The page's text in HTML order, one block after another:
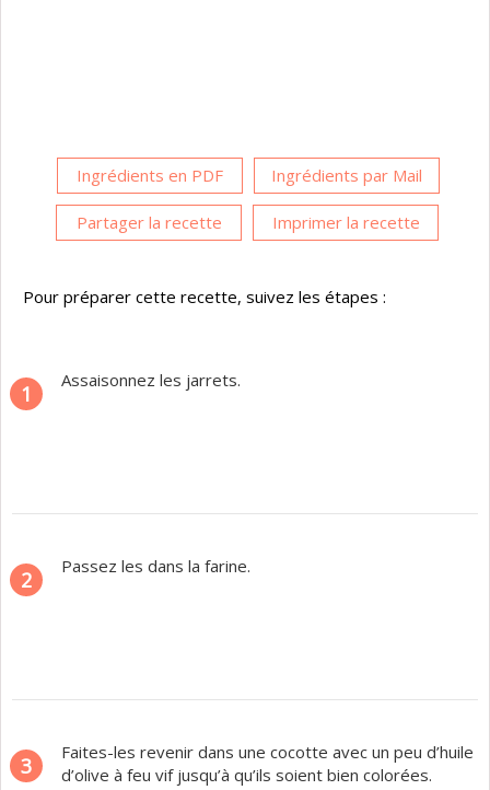
Ingrédients en PDF Ingrédients par Mail
Partager la recette Imprimer la recette
Pour préparer cette recette, suivez les étapes :
1
Assaisonnez les jarrets.
2
Passez les dans la farine.
3
Faites-les revenir dans une cocotte avec un peu d’huile
d’olive à feu vif jusqu’à qu’ils soient bien colorées.